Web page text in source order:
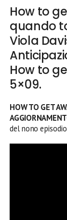
How to
quando
Viola
How to
5×09.
HOW TO GET
del nono